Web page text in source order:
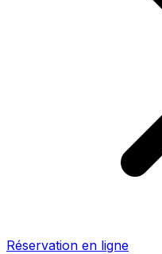
Réservation en ligne